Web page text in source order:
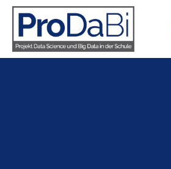
Zum
Inhalt
springen